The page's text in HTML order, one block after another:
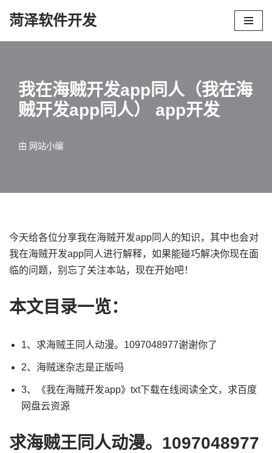
菏泽软件开发
我在海贼开发app同人（我在海
贼开发app同人） app开发
由 网站小编
今天给各位分享我在海贼开发app同人的知识，其中也会对
我在海贼开发app同人进行解释，如果能碰巧解决你现在面
临的问题，别忘了关注本站，现在开始吧！
本文目录一览：
1、求海贼王同人动漫。1097048977谢谢你了
2、海贼迷杂志是正版吗
3、《我在海贼开发app》txt下载在线阅读全文，求百度
网盘云资源
求海贼王同人动漫。1097048977